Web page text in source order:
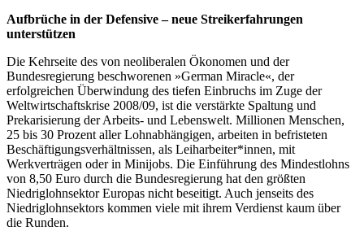
Aufbrüche in der Defensive – neue Streikerfahrungen
unterstützen
Die Kehrseite des von neoliberalen Ökonomen und der
Bundesregierung beschworenen »German Miracle«, der
erfolgreichen Überwindung des tiefen Einbruchs im Zuge der
Weltwirtschaftskrise 2008/09, ist die verstärkte Spaltung und
Prekarisierung der Arbeits- und Lebenswelt. Millionen Menschen,
25 bis 30 Prozent aller Lohnabhängigen, arbeiten in befristeten
Beschäftigungsverhältnissen, als Leiharbeiter*innen, mit
Werkverträgen oder in Minijobs. Die Einführung des Mindestlohns
von 8,50 Euro durch die Bundesregierung hat den größten
Niedriglohnsektor Europas nicht beseitigt. Auch jenseits des
Niedriglohnsektors kommen viele mit ihrem Verdienst kaum über
die Runden.